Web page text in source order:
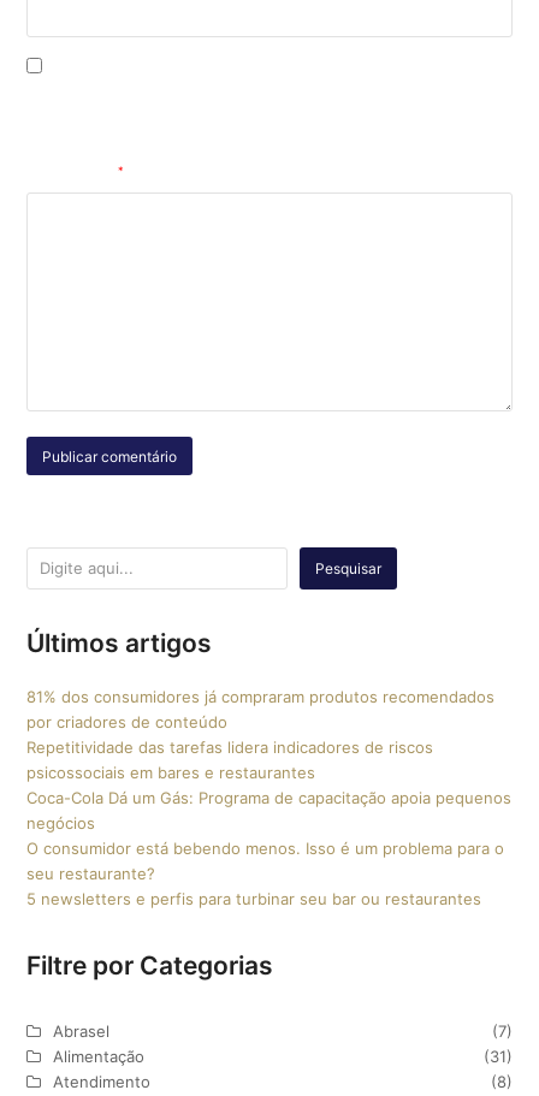
Comentário*
Pesquisar
Últimos artigos
81% dos consumidores já compraram produtos recomendados
por criadores de conteúdo
Repetitividade das tarefas lidera indicadores de riscos
psicossociais em bares e restaurantes
Coca-Cola Dá um Gás: Programa de capacitação apoia pequenos
negócios
O consumidor está bebendo menos. Isso é um problema para o
seu restaurante?
5 newsletters e perfis para turbinar seu bar ou restaurantes
Filtre por Categorias
Abrasel
(7)
Alimentação
(31)
Atendimento
(8)